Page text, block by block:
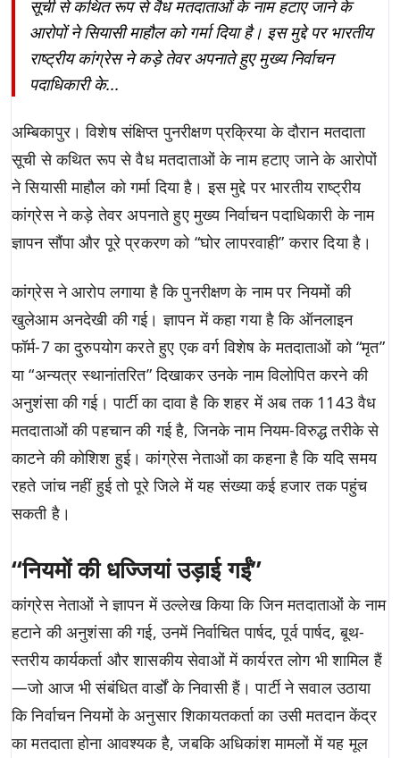
सूची से कथित रूप से वैध मतदाताओं के नाम हटाए जाने के
आरोपों ने सियासी माहौल को गर्मा दिया है। इस मुद्दे पर भारतीय
राष्ट्रीय कांग्रेस ने कड़े तेवर अपनाते हुए मुख्य निर्वाचन
पदाधिकारी के...
अम्बिकापुर। विशेष संक्षिप्त पुनरीक्षण प्रक्रिया के दौरान मतदाता
सूची से कथित रूप से वैध मतदाताओं के नाम हटाए जाने के आरोपों
ने सियासी माहौल को गर्मा दिया है। इस मुद्दे पर भारतीय राष्ट्रीय
कांग्रेस ने कड़े तेवर अपनाते हुए मुख्य निर्वाचन पदाधिकारी के नाम
ज्ञापन सौंपा और पूरे प्रकरण को “घोर लापरवाही” करार दिया है।
कांग्रेस ने आरोप लगाया है कि पुनरीक्षण के नाम पर नियमों की
खुलेआम अनदेखी की गई। ज्ञापन में कहा गया है कि ऑनलाइन
फॉर्म-7 का दुरुपयोग करते हुए एक वर्ग विशेष के मतदाताओं को “मृत”
या “अन्यत्र स्थानांतरित” दिखाकर उनके नाम विलोपित करने की
अनुशंसा की गई। पार्टी का दावा है कि शहर में अब तक 1143 वैध
मतदाताओं की पहचान की गई है, जिनके नाम नियम-विरुद्ध तरीके से
काटने की कोशिश हुई। कांग्रेस नेताओं का कहना है कि यदि समय
रहते जांच नहीं हुई तो पूरे जिले में यह संख्या कई हजार तक पहुंच
सकती है।
“नियमों की धज्जियां उड़ाई गईं”
कांग्रेस नेताओं ने ज्ञापन में उल्लेख किया कि जिन मतदाताओं के नाम
हटाने की अनुशंसा की गई, उनमें निर्वाचित पार्षद, पूर्व पार्षद, बूथ-
स्तरीय कार्यकर्ता और शासकीय सेवाओं में कार्यरत लोग भी शामिल हैं
—जो आज भी संबंधित वार्डों के निवासी हैं। पार्टी ने सवाल उठाया
कि निर्वाचन नियमों के अनुसार शिकायतकर्ता का उसी मतदान केंद्र
का मतदाता होना आवश्यक है, जबकि अधिकांश मामलों में यह मूल